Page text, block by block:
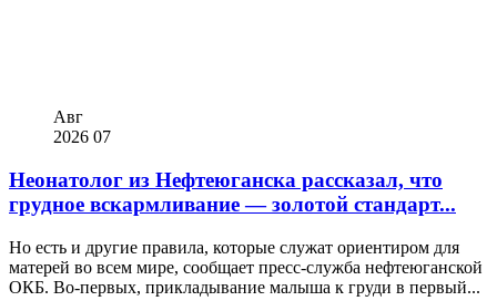
Авг
2026 07
Неонатолог из Нефтеюганска рассказал, что
грудное вскармливание — золотой стандарт...
Но есть и другие правила, которые служат ориентиром для
матерей во всем мире, сообщает пресс-служба нефтеюганской
ОКБ. Во-первых, прикладывание малыша к груди в первый...